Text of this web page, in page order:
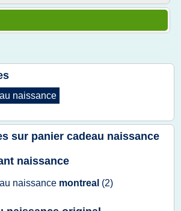
naissance
sur panier cadeau naissance
naissance
naissance montreal (2)